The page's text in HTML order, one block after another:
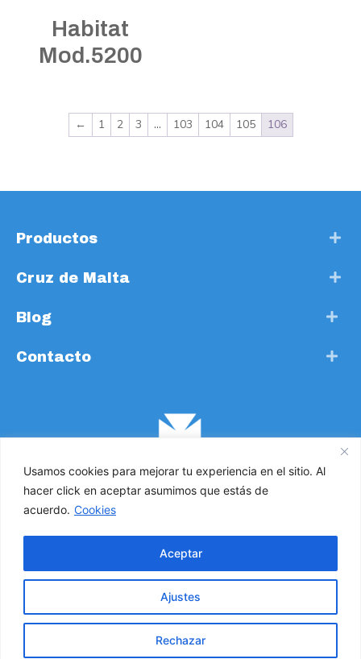
Usamos cookies para mejorar tu experiencia en el sitio. Al
hacer click en aceptar asumimos que estás de
acuerdo. Cookies
Ajustes
Rechazar
Aceptar
Habitat
Mod.5200
← 1 2 3 … 103 104 105 106
Productos
Cruz de Malta
Blog
Contacto
Cruz de Malta. Todos los derechos reservados 2021 ©
Política de Privacidad
Compromiso con la protección de datos personales